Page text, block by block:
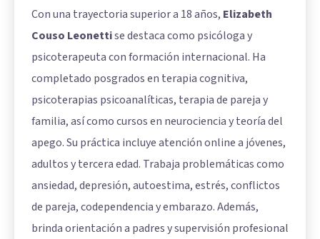
Con una trayectoria superior a 18 años, Elizabeth
Couso Leonettise destaca como psicóloga y
psicoterapeuta con formación internacional. Ha
completado posgrados en terapia cognitiva,
psicoterapias psicoanalíticas, terapia de pareja y
familia, así como cursos en neurociencia y teoría del
apego. Su práctica incluye atención online a jóvenes,
adultos y tercera edad. Trabaja problemáticas como
ansiedad, depresión, autoestima, estrés, conflictos
de pareja, codependencia y embarazo. Además,
brinda orientación a padres y supervisión profesional